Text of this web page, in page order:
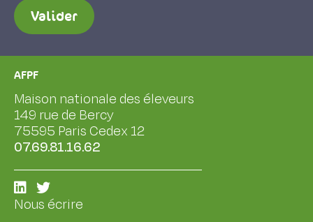
Valider
AFPF
Maison nationale des éleveurs
149 rue de Bercy
75595 Paris Cedex 12
07.69.81.16.62
Nous écrire